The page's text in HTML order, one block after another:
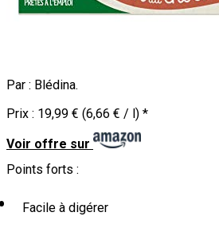
Par : Blédina.
Prix : 19,99 € (6,66 € / l) *
Voir offre sur
Points forts :
Facile à digérer